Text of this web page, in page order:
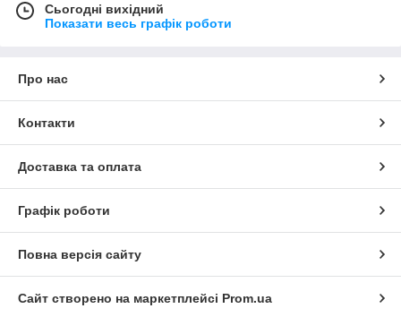
Сьогодні вихідний
Показати весь графік роботи
Про нас
Контакти
Доставка та оплата
Графік роботи
Повна версія сайту
Сайт створено на маркетплейсі Prom.ua